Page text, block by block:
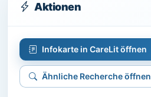
Aktionen
Infokarte in CareLit öffnen
Ähnliche Recherche öffnen